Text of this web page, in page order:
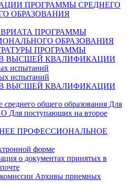
ПРОГРАММЫ СРЕДНЕГО
ОБРАЗОВАНИЯ
ПРОГРАММЫ
ОБРАЗОВАНИЯ
ПРОГРАММЫ
ВЫСШЕЙ КВАЛИФИКАЦИИ
испытаний
испытаний
ВЫСШЕЙ КВАЛИФИКАЦИИ
общего образования Для
Для поступающих на второе
ПРОФЕССИОНАЛЬНОЕ
форме
о документах принятых в
Архивы приемных